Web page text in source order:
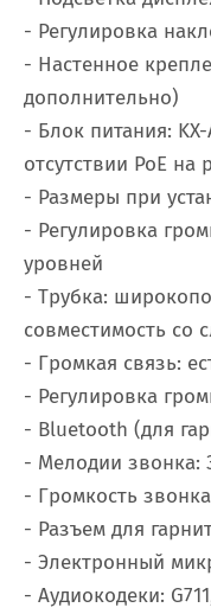
- Регулировка
- Настенное
дополнительно)
- Блок питания:
отсутствии PoE на
- Размеры при
- Регулировка
уровней
- Трубка:
совместимость со
- Громкая связь:
- Регулировка
- Bluetooth (для
- Мелодии звонка:
- Громкость
- Разъем для
- Электронный
- Аудиокодеки: